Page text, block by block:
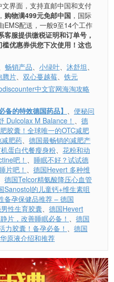
界面，支持直邮中国和支付
购物满499元免邮中国 ，国际
EMS配送，一般9至14个工作
客服提供缴税证明和订单号，
优惠券供您下次使用！这也
畅销产品、 小绿叶、 沐舒坦、
腾片、 双心蔓越莓、 铁元
中文官网海淘攻略
备的特效德国药品】 、 便秘问
Dulcolax M Balance！ 、 德
胶囊！全球唯一的OTC减肥
肥药、 德国最畅销的减肥产
蛋白代餐瘦身粉、 花粉和动
吧！ 、 睡眠不好？试试德
片吧！ 、 德国Hevert 多种维
德国Telcor精氨酸降压心血管
Sanostol的儿童钙+维生素咀
备孕保健品推荐 – 德国
性生育胶囊、 德国Hevert
片，改善睡眠必备！ 、 德国
力胶囊！备孕必备！ 、 德国
原液介绍和推荐